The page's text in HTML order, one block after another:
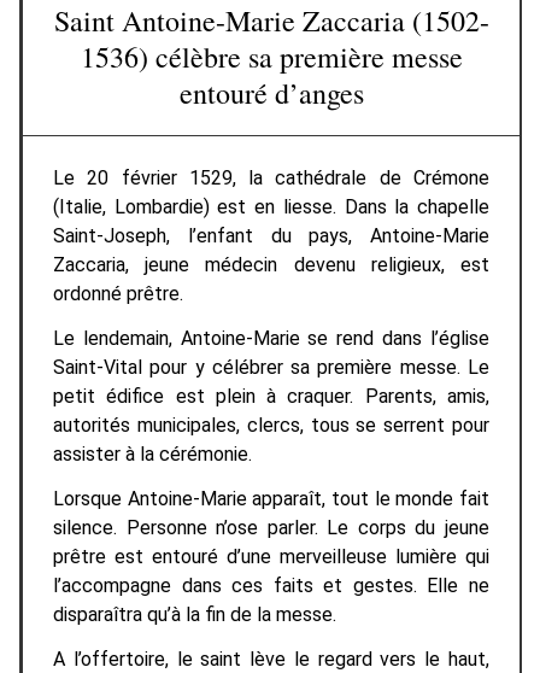
Saint Antoine-Marie Zaccaria (1502-
1536) célèbre sa première messe
entouré d’anges
Le 20 février 1529, la cathédrale de Crémone
(Italie, Lombardie) est en liesse. Dans la chapelle
Saint-Joseph, l’enfant du pays, Antoine-Marie
Zaccaria, jeune médecin devenu religieux, est
ordonné prêtre.
Le lendemain, Antoine-Marie se rend dans l’église
Saint-Vital pour y célébrer sa première messe. Le
petit édifice est plein à craquer. Parents, amis,
autorités municipales, clercs, tous se serrent pour
assister à la cérémonie.
Lorsque Antoine-Marie apparaît, tout le monde fait
silence. Personne n’ose parler. Le corps du jeune
prêtre est entouré d’une merveilleuse lumière qui
l’accompagne dans ces faits et gestes. Elle ne
disparaîtra qu’à la fin de la messe.
A l’offertoire, le saint lève le regard vers le haut,